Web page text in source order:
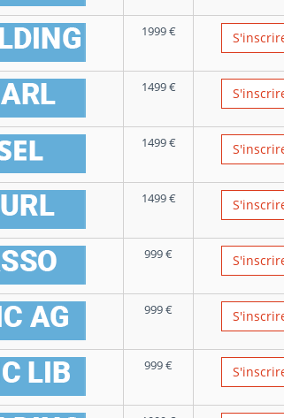
1999€
1499€
1499€
1499€
999€
999€
999€